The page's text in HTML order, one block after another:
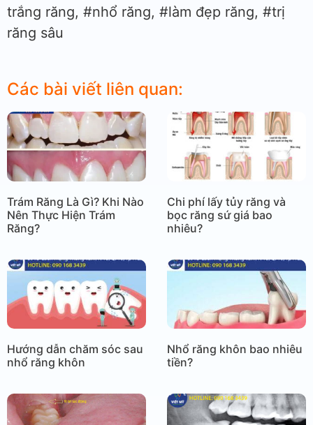
trắng răng, #nhổ răng, #làm đẹp răng, #trị
răng sâu
Các bài viết liên quan:
Trám Răng Là Gì? Khi Nào
Nên Thực Hiện Trám
Răng?
Chi phí lấy tủy răng và
bọc răng sứ giá bao
nhiêu?
Hướng dẫn chăm sóc sau
nhổ răng khôn
Nhổ răng khôn bao nhiêu
tiền?